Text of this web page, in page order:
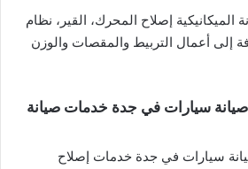
إصلاح المحرك، القير، نظام
إلى أعمال التربيط والمقصات والوزن
سيارات في جدة خدمات صيانة
سيارات في جدة خدمات إصلاح